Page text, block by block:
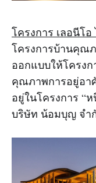
โครงการ เลอนีโ
โครงการบ้านคุณ
ออกแบบให้โครง
คุณภาพการอยู่อา
อยู่ในโครงการ “
บริษัท น้อมบุญ จำ